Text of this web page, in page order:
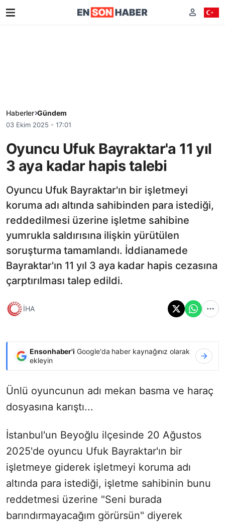
Haberler Gündem
03 Ekim 2025 - 17:01
Oyuncu Ufuk Bayraktar'a 11 yıl
3 aya kadar hapis talebi
Oyuncu Ufuk Bayraktar'ın bir işletmeyi
koruma adı altında sahibinden para istediği,
reddedilmesi üzerine işletme sahibine
yumrukla saldırısına ilişkin yürütülen
soruşturma tamamlandı. İddianamede
Bayraktar'ın 11 yıl 3 aya kadar hapis cezasına
çarptırılması talep edildi.
İHA
Ensonhaber'i Google'da haber kaynağınız olarak
ekleyin
Ünlü oyuncunun adı mekan basma ve haraç
dosyasına karıştı...
İstanbul'un Beyoğlu ilçesinde 20 Ağustos
2025'de oyuncu Ufuk Bayraktar'ın bir
işletmeye giderek işletmeyi koruma adı
altında para istediği, işletme sahibinin bunu
reddetmesi üzerine "Seni burada
barındırmayacağım görürsün" diyerek